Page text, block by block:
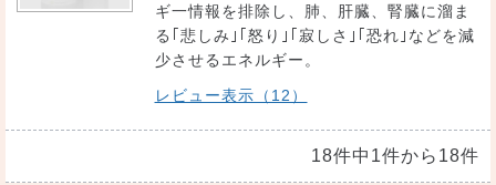
ギ一情報を排除し、肺、肝臓、腎臓に溜ま
る｢悲しみ｣｢怒り｣｢寂しさ｣｢恐れ｣などを減
少させるエネルギー。
レビュー表示（12）
18件中1件から18件